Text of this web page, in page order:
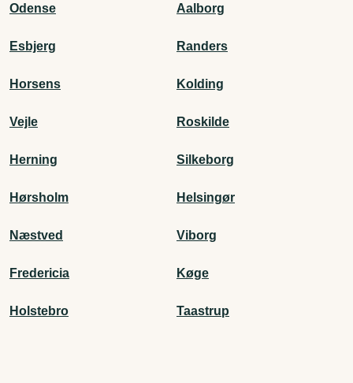
Odense Aalborg
Esbjerg Randers
Horsens Kolding
Vejle Roskilde
Herning Silkeborg
Hørsholm Helsingør
Næstved Viborg
Fredericia Køge
Holstebro Taastrup